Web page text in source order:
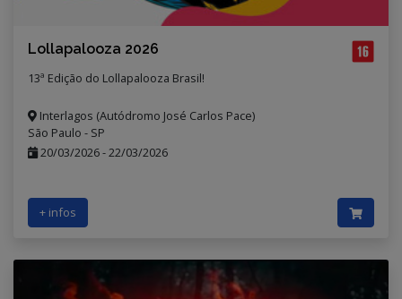
Lollapalooza 2026
13ª Edição do Lollapalooza Brasil!
Interlagos (Autódromo José Carlos Pace)
São Paulo - SP
20/03/2026-22/03/2026
+ infos